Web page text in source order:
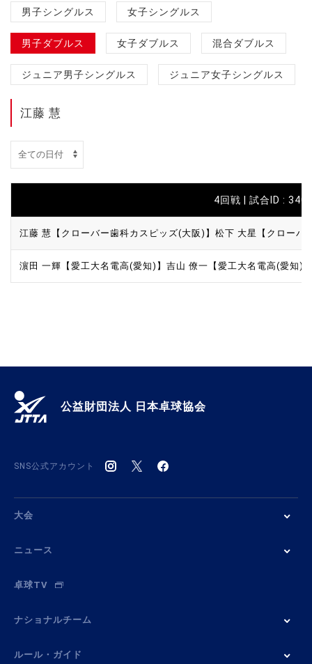
男子シングルス 女子シングルス
男子ダブルス 女子ダブルス 混合ダブルス
ジュニア男子シングルス ジュニア女子シングルス
江藤 慧
4回戦 | 試合ID :
江藤 慧【クローバー歯科カスピッズ(大阪)】 松下 大星【クローバ
濵田 一輝【愛工大名電高(愛知)】 吉山 僚一【愛工大名電高(愛知)
公益財団法人 日本卓球協会
SNS公式アカウント
大会
ニュース
卓球TV
ナショナルチーム
ルール・ガイド